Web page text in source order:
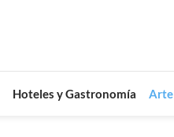
Hoteles y Gastronomía Arte